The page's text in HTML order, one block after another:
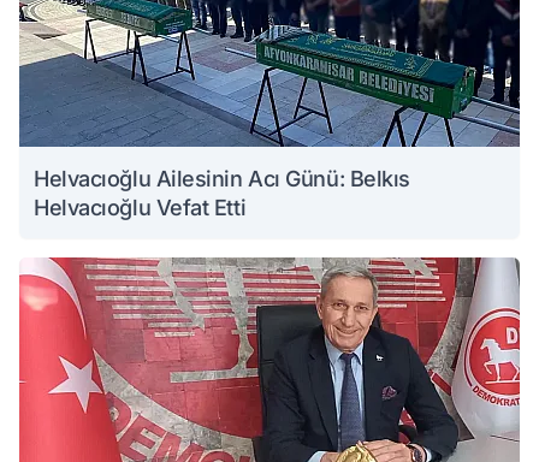
Helvacıoğlu Ailesinin Acı Günü: Belkıs
Helvacıoğlu Vefat Etti